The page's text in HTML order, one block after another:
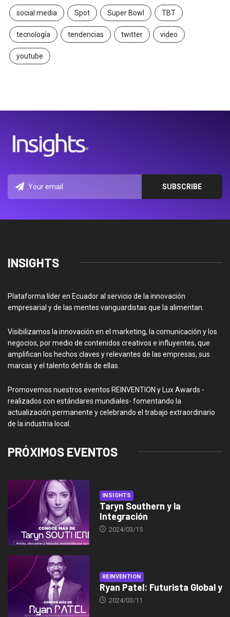
social media Spot Super Bowl TBT
tecnología tendencias twitter video
youtube
INSIGHTS
Plataforma líder en Ecuador al servicio de la innovación
empresarial y de las mentes vanguardistas que la alimentan.
Visibilizamos la innovación en el marketing, la comunicación y los
negocios, por medio de contenidos creativos e influyentes, que
amplifican los hechos claves y relevantes de las empresas, sus
marcas y el talento detrás de ellas.
Promovemos nuestros eventos REINVENTION y Lux Awards -
realizados con estándares mundiales- fomentando la
actualización permanente y celebrando el trabajo extraordinario
de la industria local.
PRÓXIMOS EVENTOS
INSIGHTS
Taryn Southern y la
Integración
2024/03/15
REINVENTION
Ryan Patel: Futurista Global y
2024/03/11